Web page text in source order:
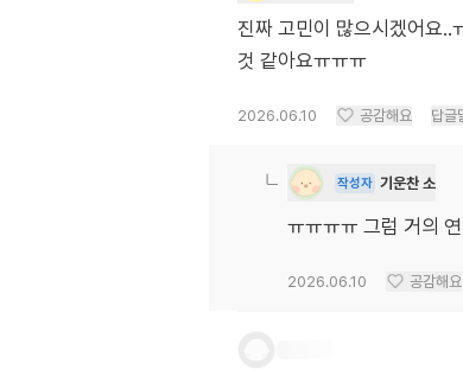
진짜 고민이 많으시겠어요..
것 같아요ㅠㅠㅠ
2026.06.10 공감해요 답글
작성자 기운찬 소
ㅠㅠㅠㅠ 그럼 거의
2026.06.10 공감해요